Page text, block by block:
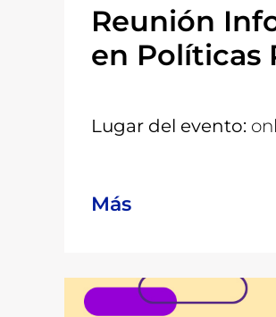
Reunión
en Políticas
Lugar del evento:
Más